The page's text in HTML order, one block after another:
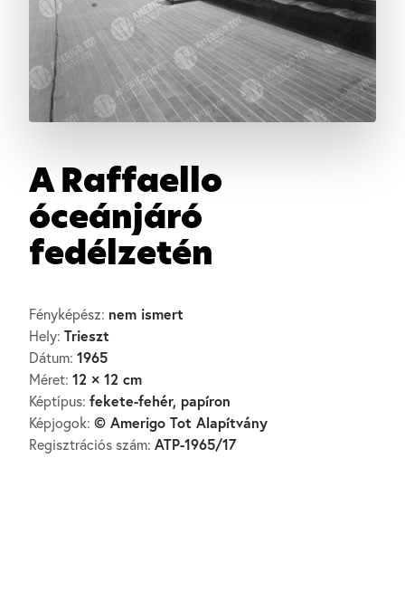
A Raffaello
óceánjáró
fedélzetén
Fényképész: nem ismert
Hely: Trieszt
Dátum: 1965
Méret: 12 × 12 cm
Képtípus: fekete-fehér, papíron
Képjogok: © Amerigo Tot Alapítvány
Regisztrációs szám: ATP-1965/17